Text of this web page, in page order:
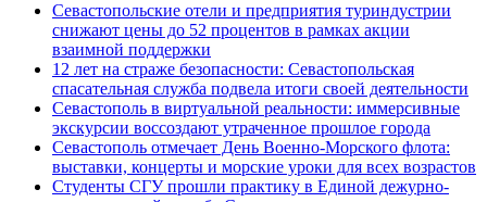
Севастопольские отели и предприятия туриндустрии
снижают цены до 52 процентов в рамках акции
взаимной поддержки
12 лет на страже безопасности: Севастопольская
спасательная служба подвела итоги своей деятельности
Севастополь в виртуальной реальности: иммерсивные
экскурсии воссоздают утраченное прошлое города
Севастополь отмечает День Военно-Морского флота:
выставки, концерты и морские уроки для всех возрастов
Студенты СГУ прошли практику в Единой дежурно-